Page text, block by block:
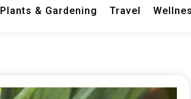
Plants & Gardening Travel